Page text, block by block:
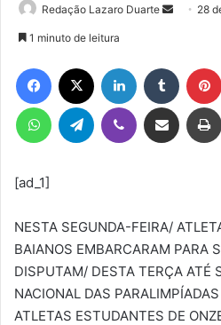
Redação Lazaro Duarte
Mande
mail
28
1 minuto de leitura
Facebook Linkedin Tumblr
WhatsAppTelegram Viber Compartilhar via e-mail
[ad_1]
NESTA SEGUNDA-FEIRA/
BAIANOS EMBARCARAM PARA
DISPUTAM/ DESTA TERÇA ATÉ
NACIONAL DAS
ATLETAS ESTUDANTES DE